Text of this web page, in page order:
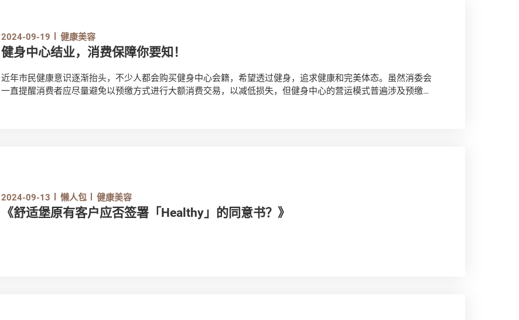
2024-09-19 健康美容
健身中心结业，消费保障你要知！
近年市民健康意识逐渐抬头，不少人都会购买健身中心会籍，希望透过健身，追求健康和完美体态。虽然消委会
一直提醒消费者应尽量避免以预缴方式进行大额消费交易，以减低损失，但健身中心的营运模式普遍涉及预缴式
2024-09-13 懒人包 健康美容
《舒适堡原有客户应否签署「Healthy」的同意书？》